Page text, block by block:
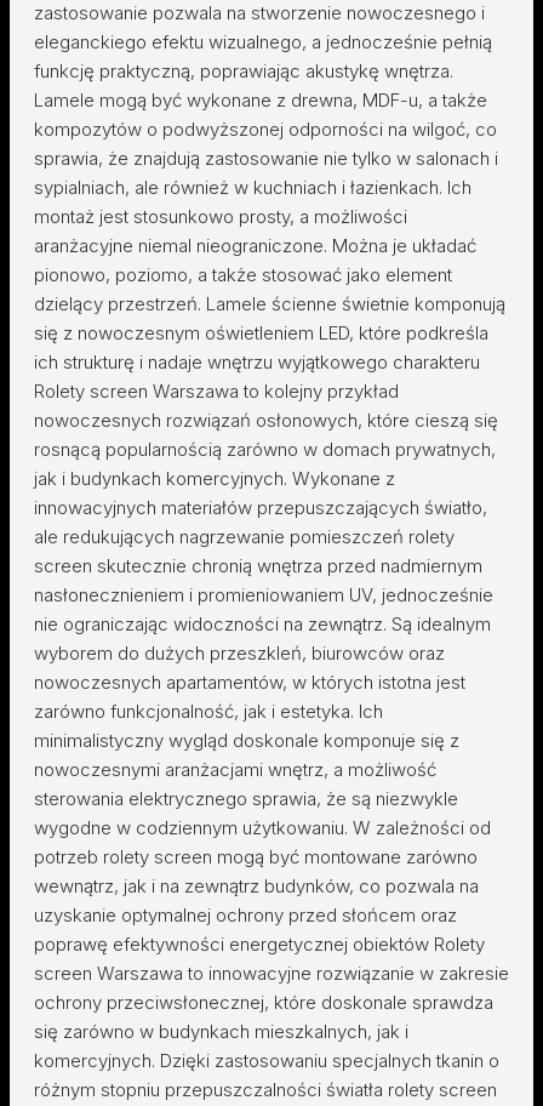
zastosowanie pozwala na stworzenie nowoczesnego i
eleganckiego efektu wizualnego, a jednocześnie pełnią
funkcję praktyczną, poprawiając akustykę wnętrza.
Lamele mogą być wykonane z drewna, MDF-u, a także
kompozytów o podwyższonej odporności na wilgoć, co
sprawia, że znajdują zastosowanie nie tylko w salonach i
sypialniach, ale również w kuchniach i łazienkach. Ich
montaż jest stosunkowo prosty, a możliwości
aranżacyjne niemal nieograniczone. Można je układać
pionowo, poziomo, a także stosować jako element
dzielący przestrzeń. Lamele ścienne świetnie komponują
się z nowoczesnym oświetleniem LED, które podkreśla
ich strukturę i nadaje wnętrzu wyjątkowego charakteru
Rolety screen Warszawa to kolejny przykład
nowoczesnych rozwiązań osłonowych, które cieszą się
rosnącą popularnością zarówno w domach prywatnych,
jak i budynkach komercyjnych. Wykonane z
innowacyjnych materiałów przepuszczających światło,
ale redukujących nagrzewanie pomieszczeń rolety
screen skutecznie chronią wnętrza przed nadmiernym
nasłonecznieniem i promieniowaniem UV, jednocześnie
nie ograniczając widoczności na zewnątrz. Są idealnym
wyborem do dużych przeszkleń, biurowców oraz
nowoczesnych apartamentów, w których istotna jest
zarówno funkcjonalność, jak i estetyka. Ich
minimalistyczny wygląd doskonale komponuje się z
nowoczesnymi aranżacjami wnętrz, a możliwość
sterowania elektrycznego sprawia, że są niezwykle
wygodne w codziennym użytkowaniu. W zależności od
potrzeb rolety screen mogą być montowane zarówno
wewnątrz, jak i na zewnątrz budynków, co pozwala na
uzyskanie optymalnej ochrony przed słońcem oraz
poprawę efektywności energetycznej obiektów Rolety
screen Warszawa to innowacyjne rozwiązanie w zakresie
ochrony przeciwsłonecznej, które doskonale sprawdza
się zarówno w budynkach mieszkalnych, jak i
komercyjnych. Dzięki zastosowaniu specjalnych tkanin o
różnym stopniu przepuszczalności światła rolety screen